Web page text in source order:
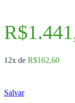
R$
12x de R$162,60
Salvar